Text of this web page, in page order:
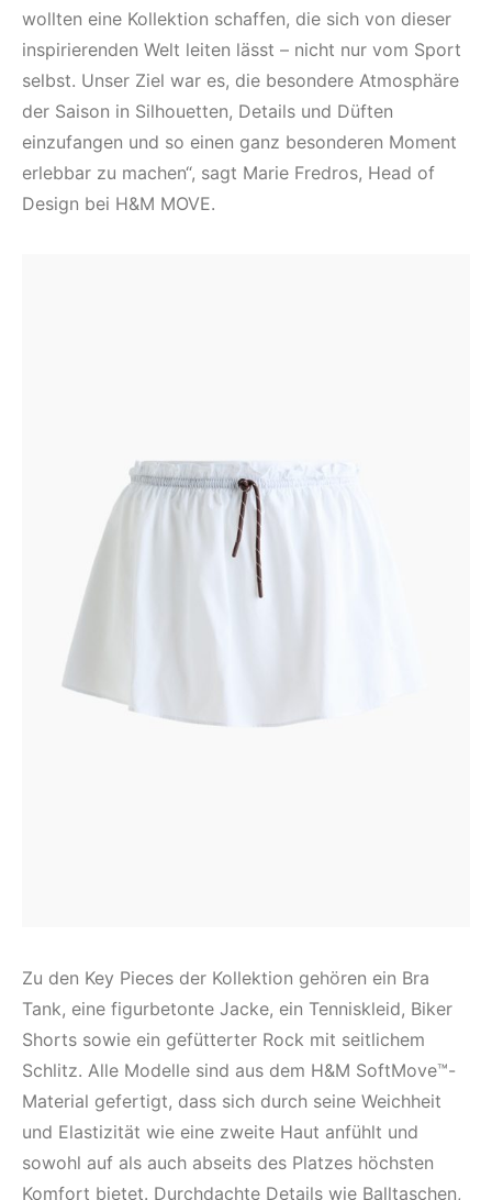
wollten eine Kollektion schaffen, die sich von dieser
inspirierenden Welt leiten lässt – nicht nur vom Sport
selbst. Unser Ziel war es, die besondere Atmosphäre
der Saison in Silhouetten, Details und Düften
einzufangen und so einen ganz besonderen Moment
erlebbar zu machen“, sagt Marie Fredros, Head of
Design bei H&M MOVE.
Zu den Key Pieces der Kollektion gehören ein Bra
Tank, eine figurbetonte Jacke, ein Tenniskleid, Biker
Shorts sowie ein gefütterter Rock mit seitlichem
Schlitz. Alle Modelle sind aus dem H&M SoftMove™-
Material gefertigt, dass sich durch seine Weichheit
und Elastizität wie eine zweite Haut anfühlt und
sowohl auf als auch abseits des Platzes höchsten
Komfort bietet. Durchdachte Details wie Balltaschen,